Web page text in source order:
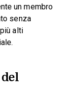
un membro
senza
alti